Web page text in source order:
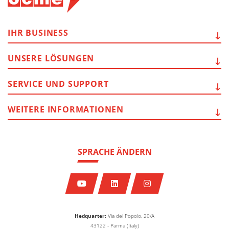
Hedquarter: Via del Popolo, 20/A
43122 - Parma (Italy)
SPRACHE ÄNDERN
IHR BUSINESS
UNSERE LÖSUNGEN
SERVICE UND SUPPORT
WEITERE INFORMATIONEN